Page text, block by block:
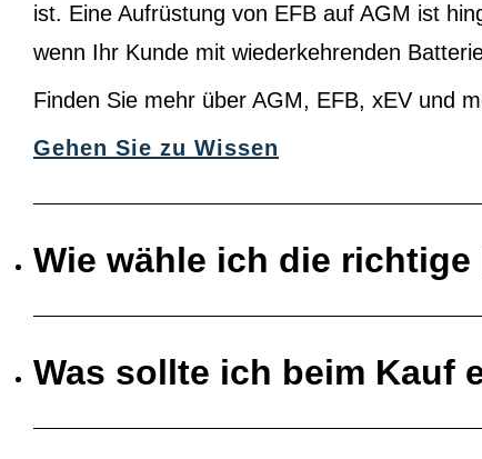
ist. Eine Aufrüstung von EFB auf AGM ist
wenn Ihr Kunde mit wiederkehrenden
Finden Sie mehr über AGM, EFB, xEV und
Gehen Sie zu Wissen
Wie wähle ich die richtige
Was sollte ich beim Kauf